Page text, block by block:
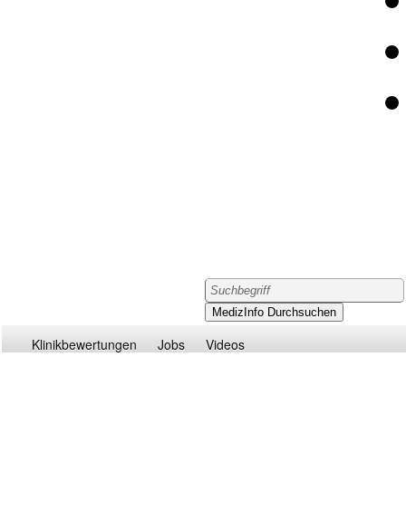
Klinikbewertungen Jobs Videos